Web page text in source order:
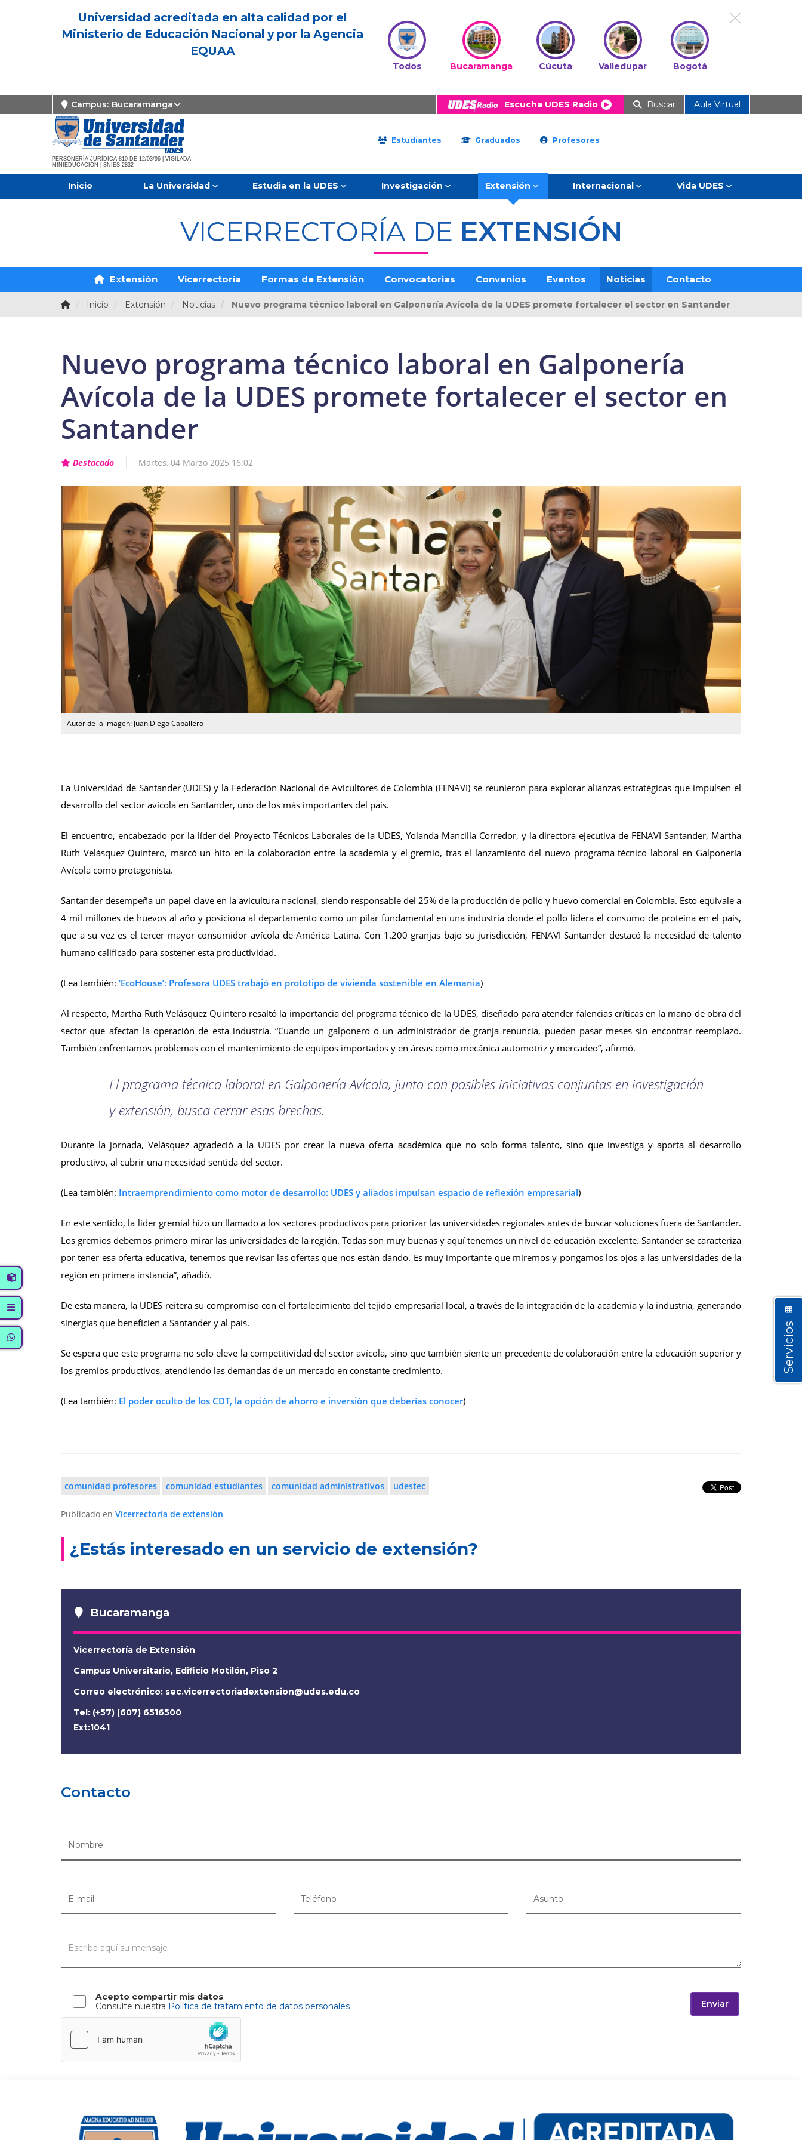
Universidad acreditada en alta calidad por el
Ministerio de Educación Nacional y por la Agencia
EQUAA
Todos Bucaramanga Cúcuta Valledupar Bogotá
Campus: Bucaramanga Escucha UDES Radio Buscar Aula Virtual
PERSONERÍA JURÍDICA 810 DE 12/03/96 | VIGILADA
MINIEDUCACIÓN | SNIES 2832
Estudiantes Graduados Profesores
Inicio La Universidad Estudia en la UDES Investigación Extensión Internacional Vida UDES
VICERRECTORÍA DE EXTENSIÓN
Extensión Vicerrectoría Formas de Extensión Convocatorias Convenios Eventos Noticias Contacto
Inicio Extensión Noticias Nuevo programa técnico laboral en Galponería Avícola de la UDES promete fortalecer el sector en Santander
Nuevo programa técnico laboral en Galponería
Avícola de la UDES promete fortalecer el sector en
Santander
Destacado Martes, 04 Marzo 2025 16:02
La Universidad de Santander (UDES) y la Federación Nacional de Avicultores de Colombia (FENAVI) se reunieron para explorar alianzas estratégicas que impulsen el
desarrollo del sector avícola en Santander, uno de los más importantes del país.
El encuentro, encabezado por la líder del Proyecto Técnicos Laborales de la UDES, Yolanda Mancilla Corredor, y la directora ejecutiva de FENAVI Santander, Martha
Ruth Velásquez Quintero, marcó un hito en la colaboración entre la academia y el gremio, tras el lanzamiento del nuevo programa técnico laboral en Galponería
Avícola como protagonista.
Santander desempeña un papel clave en la avicultura nacional, siendo responsable del 25% de la producción de pollo y huevo comercial en Colombia. Esto equivale a
4 mil millones de huevos al año y posiciona al departamento como un pilar fundamental en una industria donde el pollo lidera el consumo de proteína en el país,
que a su vez es el tercer mayor consumidor avícola de América Latina. Con 1.200 granjas bajo su jurisdicción, FENAVI Santander destacó la necesidad de talento
humano calificado para sostener esta productividad.
(Lea también: ‘EcoHouse’: Profesora UDES trabajó en prototipo de vivienda sostenible en Alemania)
Al respecto, Martha Ruth Velásquez Quintero resaltó la importancia del programa técnico de la UDES, diseñado para atender falencias críticas en la mano de obra del
sector que afectan la operación de esta industria. “Cuando un galponero o un administrador de granja renuncia, pueden pasar meses sin encontrar reemplazo.
También enfrentamos problemas con el mantenimiento de equipos importados y en áreas como mecánica automotriz y mercadeo”, afirmó.
El programa técnico laboral en Galponería Avícola, junto con posibles iniciativas conjuntas en investigación
y extensión, busca cerrar esas brechas.
Durante la jornada, Velásquez agradeció a la UDES por crear la nueva oferta académica que no solo forma talento, sino que investiga y aporta al desarrollo
productivo, al cubrir una necesidad sentida del sector.
(Lea también: Intraemprendimiento como motor de desarrollo: UDES y aliados impulsan espacio de reflexión empresarial)
En este sentido, la líder gremial hizo un llamado a los sectores productivos para priorizar las universidades regionales antes de buscar soluciones fuera de Santander.
Los gremios debemos primero mirar las universidades de la región. Todas son muy buenas y aquí tenemos un nivel de educación excelente. Santander se caracteriza
por tener esa oferta educativa, tenemos que revisar las ofertas que nos están dando. Es muy importante que miremos y pongamos los ojos a las universidades de la
región en primera instancia”, añadió.
De esta manera, la UDES reitera su compromiso con el fortalecimiento del tejido empresarial local, a través de la integración de la academia y la industria, generando
sinergias que beneficien a Santander y al país.
Se espera que este programa no solo eleve la competitividad del sector avícola, sino que también siente un precedente de colaboración entre la educación superior y
los gremios productivos, atendiendo las demandas de un mercado en constante crecimiento.
(Lea también: El poder oculto de los CDT, la opción de ahorro e inversión que deberías conocer)
comunidad profesores comunidad estudiantes comunidad administrativos udestec
Publicado en Vicerrectoría de extensión
¿Estás interesado en un servicio de extensión?
Bucaramanga
Vicerrectoría de Extensión
Campus Universitario, Edificio Motilón, Piso 2
Correo electrónico: sec.vicerrectoriadextension@udes.edu.co
Tel: (+57) (607) 6516500
Ext:1041
Contacto
Acepto compartir mis datos
Consulte nuestra Política de tratamiento de datos personales Enviar
Servicios